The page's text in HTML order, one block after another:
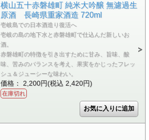
横山五十赤磐雄町 純米大吟醸 無濾過生
原酒 長崎県重家酒造 720ml
壱岐島での日本酒造り復活へ
壱岐の島の地下水と赤磐雄町で仕込んだ新しいお
酒。
赤磐雄町の特徴を引き出すために甘み、旨味、酸
味、苦みのバランスを考え、果実をかじったフレッ
シュ＆ジューシーな味わい。
価格： 2,200円(税込 2,420円)
在庫切れ